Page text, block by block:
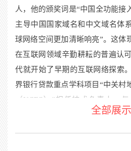
人 ， 他的颁奖词是“中国全功能接
主导中国国家域名和中文域名体
球网络空间更加清晰响亮”。这体
在互联网领域辛勤耕耘的普遍认
代就开始了早期的互联网络探索
界银行贷款重点学科项目“中关村
（NCFC）”担任技术负责人，
作，建设完成了中国科学院、北
全部展示